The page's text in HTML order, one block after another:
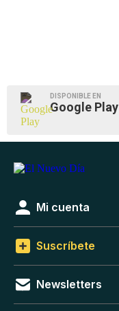
DISPONIBLE EN
Google Play
Mi cuenta
Suscríbete
Newsletters